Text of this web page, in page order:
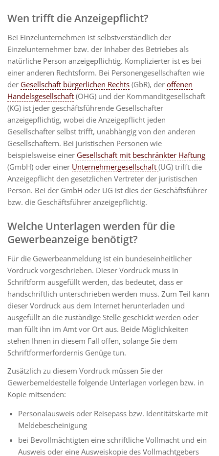
Wen trifft die Anzeigepflicht?
Bei Einzelunternehmen ist selbstverständlich der
Einzelunternehmer bzw. der Inhaber des Betriebes als
natürliche Person anzeigepflichtig. Komplizierter ist es bei
einer anderen Rechtsform. Bei Personengesellschaften wie
der Gesellschaft bürgerlichen Rechts (GbR), der offenen
Handelsgesellschaft (OHG) und der Kommanditgesellschaft
(KG) ist jeder geschäftsführende Gesellschafter
anzeigepflichtig, wobei die Anzeigepflicht jeden
Gesellschafter selbst trifft, unabhängig von den anderen
Gesellschaftern. Bei juristischen Personen wie
beispielsweise einer Gesellschaft mit beschränkter Haftung
(GmbH) oder einer Unternehmergesellschaft (UG) trifft die
Anzeigepflicht den gesetzlichen Vertreter der juristischen
Person. Bei der GmbH oder UG ist dies der Geschäftsführer
bzw. die Geschäftsführer anzeigepflichtig.
Welche Unterlagen werden für die
Gewerbeanzeige benötigt?
Für die Gewerbeanmeldung ist ein bundeseinheitlicher
Vordruck vorgeschrieben. Dieser Vordruck muss in
Schriftform ausgefüllt werden, das bedeutet, dass er
handschriftlich unterschrieben werden muss. Zum Teil kann
dieser Vordruck aus dem Internet herunterladen und
ausgefüllt an die zuständige Stelle geschickt werden oder
man füllt ihn im Amt vor Ort aus. Beide Möglichkeiten
stehen Ihnen in diesem Fall offen, solange Sie dem
Schriftformerfordernis Genüge tun.
Zusätzlich zu diesem Vordruck müssen Sie der
Gewerbemeldestelle folgende Unterlagen vorlegen bzw. in
Kopie mitsenden:
Personalausweis oder Reisepass bzw. Identitätskarte mit
Meldebescheinigung
bei Bevollmächtigten eine schriftliche Vollmacht und ein
Ausweis oder eine Ausweiskopie des Vollmachtgebers